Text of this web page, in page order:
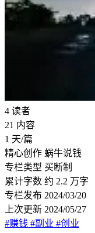
4 读者
21 内容
1 天/篇
精心创作 蜗牛说钱
专栏类型 买断制
累计字数 约 2.2 万字
专栏发布 2024/03/20
上次更新 2024/05/27
#赚钱 #副业 #创业